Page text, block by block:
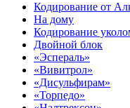
Кодирование от
На дому
Кодирование
Двойной блок
«Эспераль»
«Вивитрол»
«Дисульфирам»
«Торпедо»